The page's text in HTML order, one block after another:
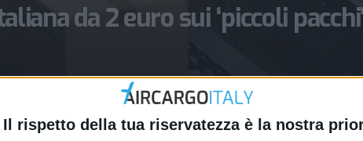
Il rispetto della tua riservatezza è la nostra
da 2 euro sui ‘piccoli